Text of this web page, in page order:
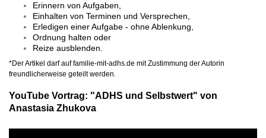
Erinnern von Aufgaben,
Einhalten von Terminen und Versprechen,
Erledigen einer Aufgabe - ohne Ablenkung,
Ordnung halten oder
Reize ausblenden.
*Der Artikel darf auf familie-mit-adhs.de mit Zustimmung der Autorin
freundlicherweise geteilt werden.
YouTube Vortrag: "ADHS und Selbstwert" von
Anastasia Zhukova